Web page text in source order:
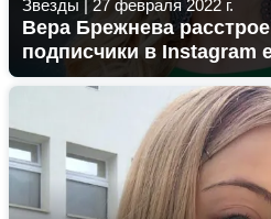
Звезды | 27 февраля 2022 г.
Вера Брежнева
подписчики в Instagram